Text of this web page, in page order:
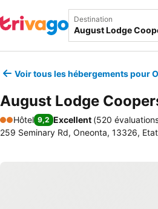
Destination
Voir tous les hébergements pour
August Lodge
2 Étoiles
Hôtel 9,2 Excellent (520
259 Seminary Rd, Oneonta, 13326,